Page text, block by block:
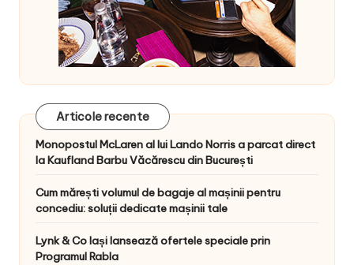
Articole recente
Monopostul McLaren al lui Lando Norris a parcat direct
la Kaufland Barbu Văcărescu din București
Cum mărești volumul de bagaje al mașinii pentru
concediu: soluții dedicate mașinii tale
Lynk & Co Iași lansează ofertele speciale prin
Programul Rabla